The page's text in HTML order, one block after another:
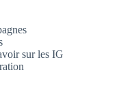
sur les IG